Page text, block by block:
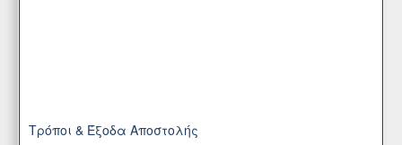
Τρόποι & Έξοδα Αποστολής